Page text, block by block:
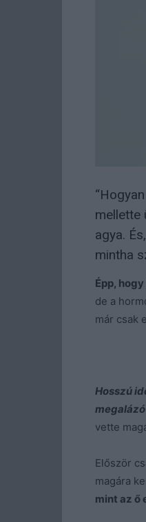
mellette
agya.
mintha
Épp,
de a
már csak
Hosszú
vette
Először
magára
mint az ő